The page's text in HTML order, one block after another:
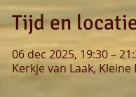
Tijd en
06 dec 2025, 19:30 –
Kerkje van Laak,